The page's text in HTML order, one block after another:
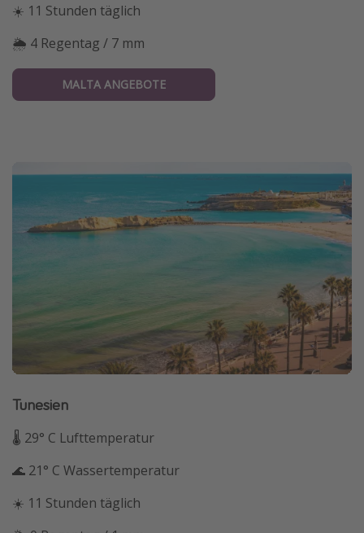
☀️ 11 Stunden täglich
🌦 4 Regentag / 7 mm
MALTA ANGEBOTE
Tunesien
🌡 29° C Lufttemperatur
🌊 21° C Wassertemperatur
☀️ 11 Stunden täglich